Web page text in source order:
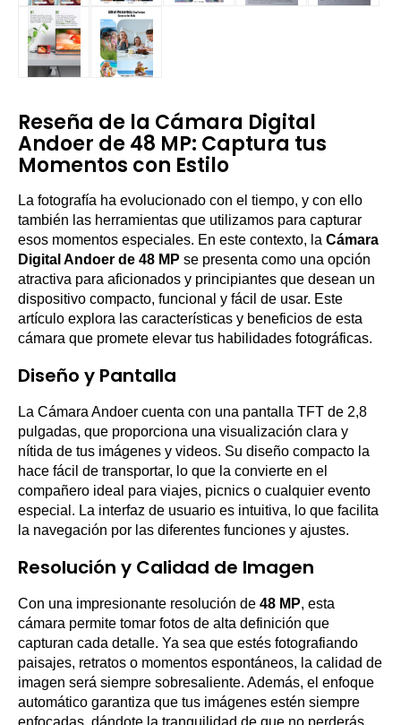
Reseña de la Cámara Digital
Andoer de 48 MP: Captura tus
Momentos con Estilo
La fotografía ha evolucionado con el tiempo, y con ello
también las herramientas que utilizamos para capturar
esos momentos especiales. En este contexto, la Cámara
Digital Andoer de 48 MP se presenta como una opción
atractiva para aficionados y principiantes que desean un
dispositivo compacto, funcional y fácil de usar. Este
artículo explora las características y beneficios de esta
cámara que promete elevar tus habilidades fotográficas.
Diseño y Pantalla
La Cámara Andoer cuenta con una pantalla TFT de 2,8
pulgadas, que proporciona una visualización clara y
nítida de tus imágenes y videos. Su diseño compacto la
hace fácil de transportar, lo que la convierte en el
compañero ideal para viajes, picnics o cualquier evento
especial. La interfaz de usuario es intuitiva, lo que facilita
la navegación por las diferentes funciones y ajustes.
Resolución y Calidad de Imagen
Con una impresionante resolución de 48 MP, esta
cámara permite tomar fotos de alta definición que
capturan cada detalle. Ya sea que estés fotografiando
paisajes, retratos o momentos espontáneos, la calidad de
imagen será siempre sobresaliente. Además, el enfoque
automático garantiza que tus imágenes estén siempre
enfocadas, dándote la tranquilidad de que no perderás